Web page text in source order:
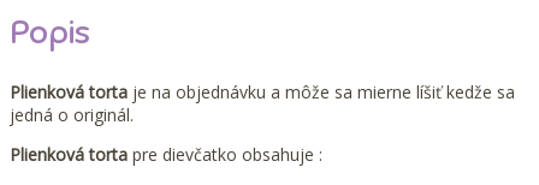
Popis
Plienková torta je na objednávku a môže sa mierne líšiť kedže sa
jedná o originál.
Plienková torta pre dievčatko obsahuje :